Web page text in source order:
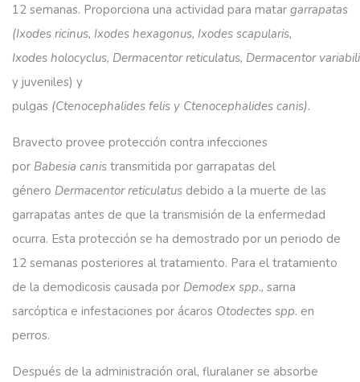
12 semanas. Proporciona una actividad para matar garrapatas
(Ixodes ricinus, Ixodes hexagonus, Ixodes scapularis,
Ixodes holocyclus, Dermacentor reticulatus, Dermacentor
y juveniles) y
pulgas (Ctenocephalides felis y Ctenocephalides canis).
Bravecto provee protección contra infecciones
por Babesia canis transmitida por garrapatas del
género Dermacentor reticulatus debido a la muerte de las
garrapatas antes de que la transmisión de la enfermedad
ocurra. Esta protección se ha demostrado por un periodo de
12 semanas posteriores al tratamiento. Para el tratamiento
de la demodicosis causada por Demodex spp., sarna
sarcóptica e infestaciones por ácaros Otodectes spp. en
perros.
Después de la administración oral, fluralaner se absorbe